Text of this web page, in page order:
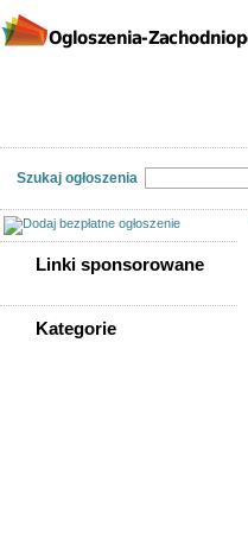
Szukaj ogłoszenia
Linki sponsorowane
Kategorie